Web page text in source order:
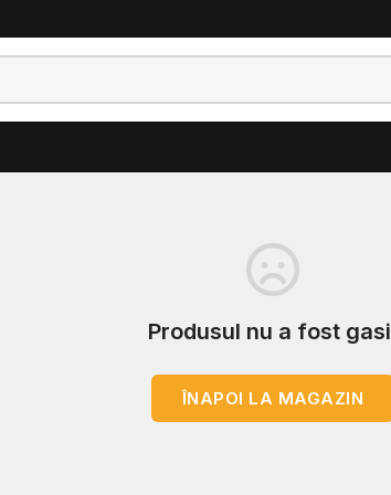
Produsul nu a fost
ÎNAPOI LA MAGAZIN